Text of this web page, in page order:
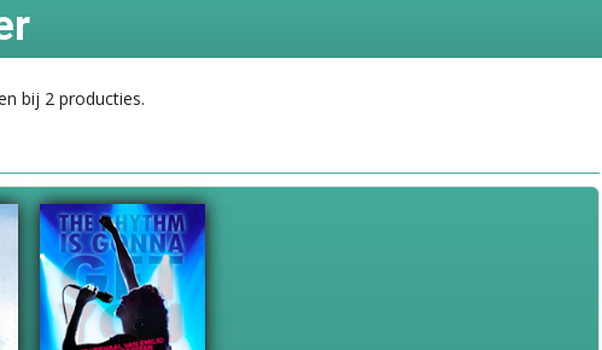
bij 2 producties.